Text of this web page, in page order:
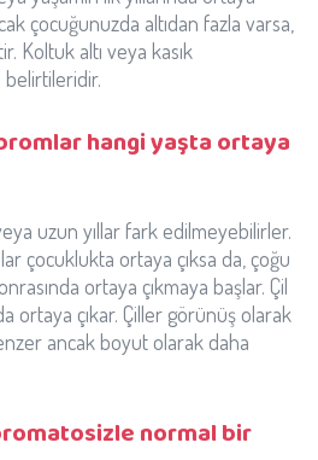
çocuğunuzda altıdan fazla varsa,
Koltuk altı veya kasık
belirtileridir.
hangi yaşta ortaya
uzun yıllar fark edilmeyebilirler.
çocuklukta ortaya çıksa da, çoğu
ortaya çıkmaya başlar. Çil
ortaya çıkar. Çiller görünüş olarak
ancak boyut olarak daha
normal bir